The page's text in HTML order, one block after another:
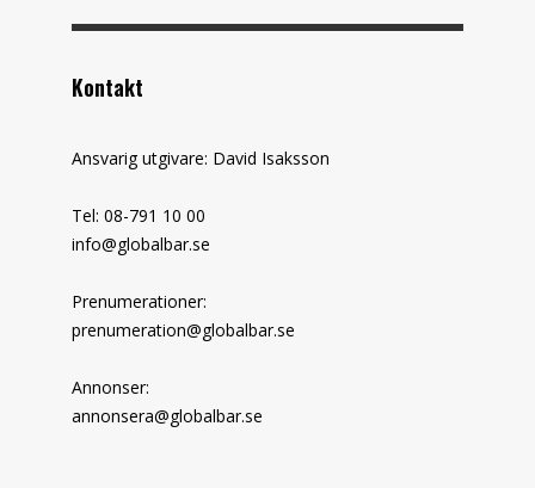
Kontakt
Ansvarig utgivare: David Isaksson
Tel: 08-791 10 00
info@globalbar.se
Prenumerationer:
prenumeration@globalbar.se
Annonser:
annonsera@globalbar.se